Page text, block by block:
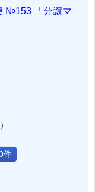
№153 「分譲マ
件